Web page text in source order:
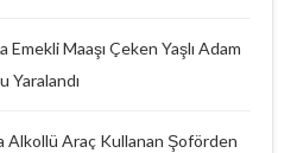
Emekli Maaşı Çeken Yaşlı Adam
Yaralandı
Alkollü Araç Kullanan Şoförden